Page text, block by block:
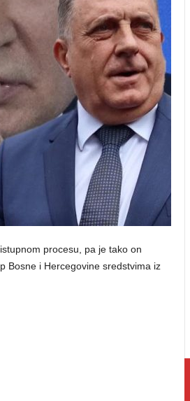
procesu, pa je tako on
Bosne i Hercegovine sredstvima iz